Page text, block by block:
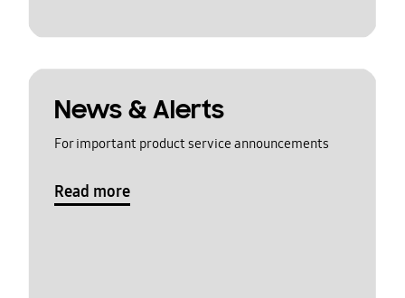
News & Alerts
For important product service announcements
Read more